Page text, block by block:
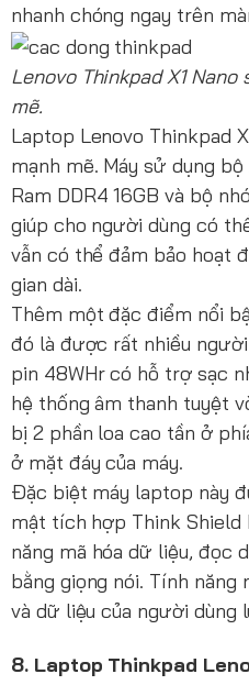
nhanh chóng ngay trên
Lenovo Thinkpad X1
mẽ.
Laptop Lenovo Thinkpad
mạnh mẽ. Máy sử dụng
Ram DDR4 16GB và bộ
giúp cho người dùng có
vẫn có thể đảm bảo hoạt
gian dài.
Thêm một đặc điểm nổi
đó là được rất nhiều
pin 48WHr có hỗ trợ sạc
hệ thống âm thanh tuyệt
bị 2 phần loa cao tần ở
ở mặt đáy của máy.
Đặc biệt máy laptop này
mật tích hợp Think Shield
năng mã hóa dữ liệu, đọc
bằng giọng nói. Tính
và dữ liệu của người dùng
8. Laptop Thinkpad